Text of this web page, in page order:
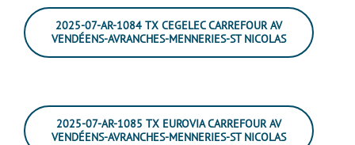
2025-07-AR-1084 TX CEGELEC CARREFOUR AV
VENDÉENS-AVRANCHES-MENNERIES-ST NICOLAS
2025-07-AR-1085 TX EUROVIA CARREFOUR AV
VENDÉENS-AVRANCHES-MENNERIES-ST NICOLAS